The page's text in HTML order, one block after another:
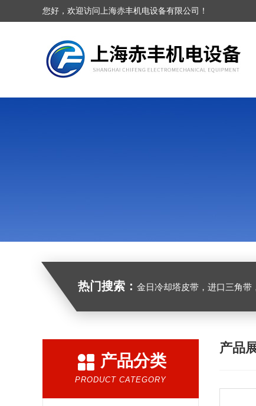
您好，欢迎访问上海赤丰机电设备有限公司！
热门搜索： 金日冷却塔皮带，进口三角带，进口广角带，进口
产品分类
PRODUCT CATEGORY
产品